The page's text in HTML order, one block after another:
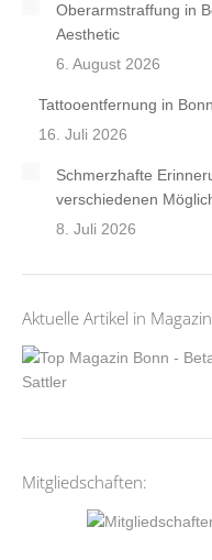
Oberarmstraffung in
Aesthetic
6. August 2026
Tattooentfernung in Bonn
16. Juli 2026
Schmerzhafte
verschiedenen
8. Juli 2026
Aktuelle Artikel in
Mitgliedschaften: